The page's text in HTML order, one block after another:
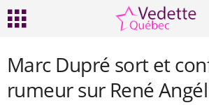
Marc Dupré sort et
rumeur sur René